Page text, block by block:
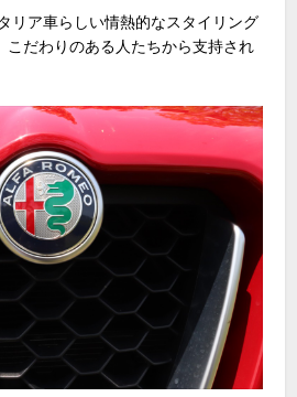
リア車らしい情熱的なスタイリング
こだわりのある人たちから支持され